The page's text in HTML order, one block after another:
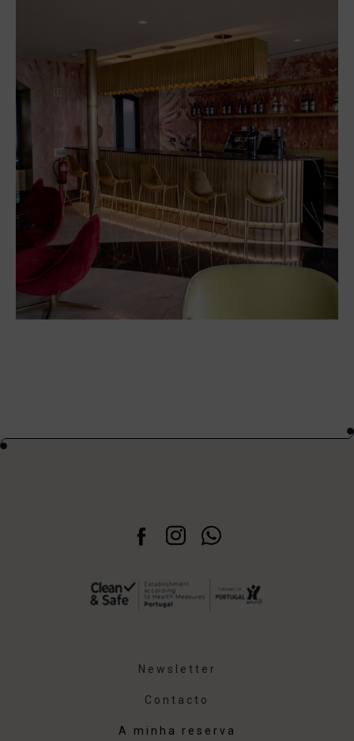
Newsletter
Contacto
A minha reserva